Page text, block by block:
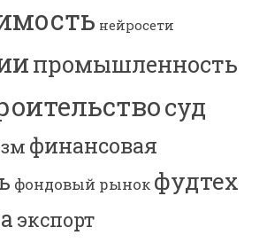
нейросети
промышленность
суд
финансовая
фондовый рынок фудтех
экспорт